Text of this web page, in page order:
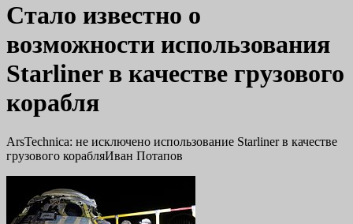
Стало известно о
возможности использования
Starliner в качестве грузового
корабля
ArsTechnica: не исключено использование Starliner в качестве
грузового корабляИван Потапов